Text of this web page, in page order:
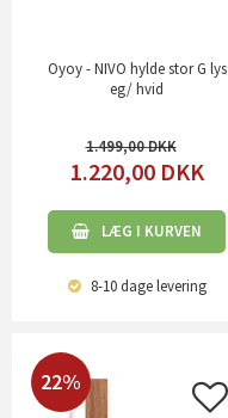
Oyoy - NIVO hylde stor G lys
eg/ hvid
1.499,00
1.220,00 DKK
LÆG I KURVEN
8-10 dagelevering
22%